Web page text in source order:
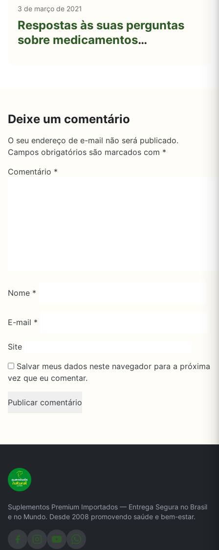
3 de março de 2021
Respostas às suas perguntas
sobre medicamentos
Deixe um comentário
O seu endereço de e-mail não será publicado.
Campos obrigatórios são marcados com *
Comentário *
Nome *
E-mail *
Site
Salvar meus dados neste navegador para a próxima
vez que eu comentar.
Suplementos Premium Importados — Entrega Segura no Brasil
e no Mundo. Desde 2008 promovendo saúde e bem-estar.